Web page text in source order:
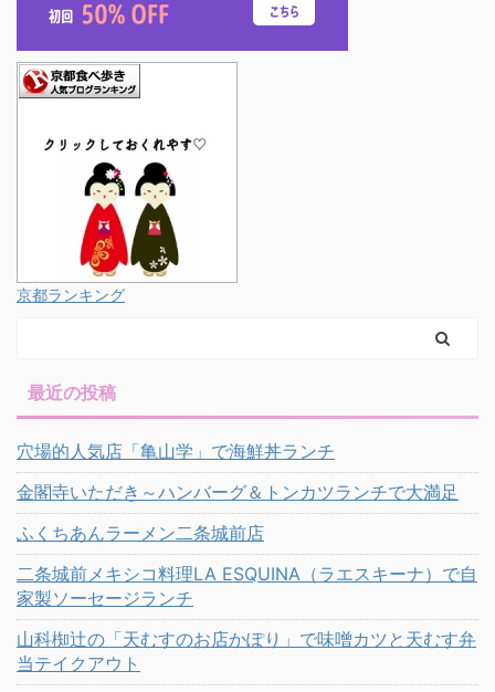
京都ランキング
最近の投稿
穴場的人気店「亀山学」で海鮮丼ランチ
金閣寺いただき～ハンバーグ＆トンカツランチで大満足
ふくちあんラーメン二条城前店
二条城前メキシコ料理LA ESQUINA（ラエスキーナ）で自
家製ソーセージランチ
山科椥辻の「天むすのお店かぽり」で味噌カツと天むす弁
当テイクアウト